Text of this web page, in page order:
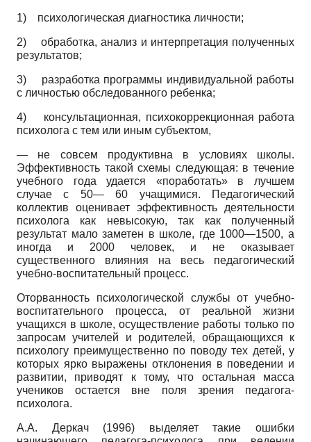
1) психологическая диагностика личности;
2) обработка, анализ и интерпретация полученных
результатов;
3) разработка программы индивидуальной работы
с личностью обследованного ребенка;
4) консультационная, психокоррекционная работа
психолога с тем или иным субъектом,
— не совсем продуктивна в условиях школы.
Эффективность такой схемы следующая: в течение
учебного года удается «поработать» в лучшем
случае с 50— 60 учащимися. Педагогический
коллектив оценивает эффективность деятельности
психолога как невысокую, так как полученный
результат мало заметен в школе, где 1000—1500, а
иногда и 2000 человек, и не оказывает
существенного влияния на весь педагогический
учебно-воспитательный процесс.
Оторванность психологической службы от учебно-
воспитательного процесса, от реальной жизни
учащихся в школе, осуществление работы только по
запросам учителей и родителей, обращающихся к
психологу преимущественно по поводу тех детей, у
которых ярко выражены отклонения в поведении и
развитии, приводят к тому, что остальная масса
учеников остается вне поля зрения педагога-
психолога.
А.А. Деркач (1996) выделяет такие ошибки